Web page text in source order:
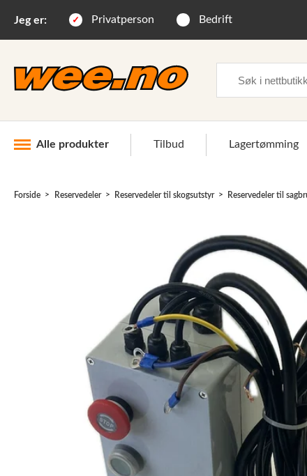
Jeg er: Privatperson Bedrift
Alle produkter Tilbud Lagertømming
Nye Wee produkter
Lagertømming
Forside Reservedeler Reservedeler til skogsutstyr Reservedeler til